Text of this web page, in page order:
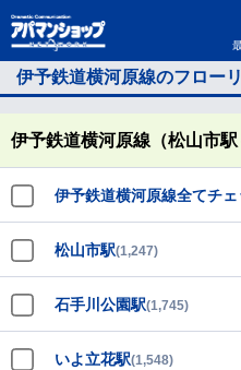
伊予鉄道横河原線のフロー
伊予鉄道横河原線（松山市駅
伊予鉄道横河原線全てチェ
松山市駅(1,247)
石手川公園駅(1,745)
いよ立花駅(1,548)